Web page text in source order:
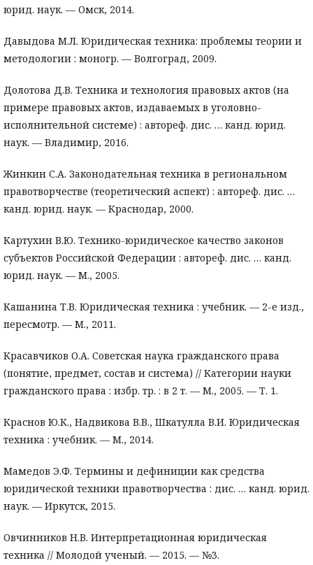
юрид. наук. — Омск, 2014.
Давыдова М.Л. Юридическая техника: проблемы теории и
методологии : моногр. — Волгоград, 2009.
Долотова Д.В. Техника и технология правовых актов (на
примере правовых актов, издаваемых в уголовно-
исполнительной системе) : автореф. дис. … канд. юрид.
наук. — Владимир, 2016.
Жинкин С.А. Законодательная техника в региональном
правотворчестве (теоретический аспект) : автореф. дис. …
канд. юрид. наук. — Краснодар, 2000.
Картухин В.Ю. Технико-юридическое качество законов
субъектов Российской Федерации : автореф. дис. … канд.
юрид. наук. — М., 2005.
Кашанина Т.В. Юридическая техника : учебник. — 2-е изд.,
пересмотр. — М., 2011.
Красавчиков О.А. Советская наука гражданского права
(понятие, предмет, состав и система) // Категории науки
гражданского права : избр. тр. : в 2 т. — М., 2005. — Т. 1.
Краснов Ю.К., Надвикова В.В., Шкатулла В.И. Юридическая
техника : учебник. — М., 2014.
Мамедов Э.Ф. Термины и дефиниции как средства
юридической техники правотворчества : дис. … канд. юрид.
наук. — Иркутск, 2015.
Овчинников Н.В. Интерпретационная юридическая
техника // Молодой ученый. — 2015. — №3.